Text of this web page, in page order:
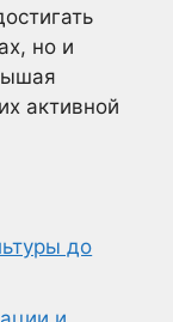
но и
активной
до